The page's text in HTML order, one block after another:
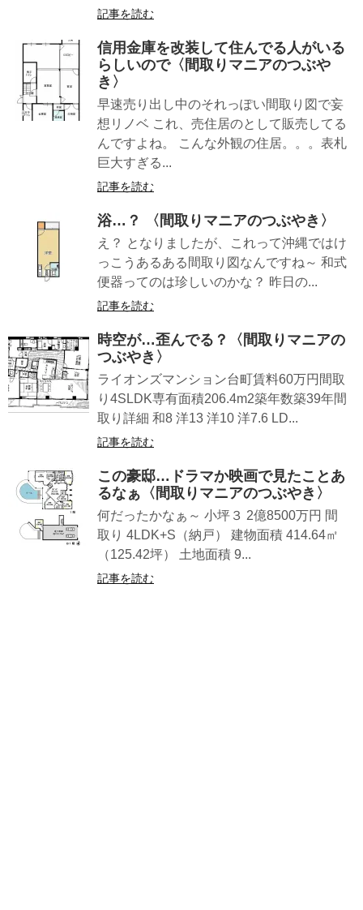
記事を読む
信用金庫を改装して住んでる人がいる
らしいので〈間取りマニアのつぶや
き〉
早速売り出し中のそれっぽい間取り図で妄
想リノベ これ、売住居のとして販売してる
んですよね。 こんな外観の住居。。。表札
巨大すぎる...
記事を読む
浴…？ 〈間取りマニアのつぶやき〉
え？ となりましたが、これって沖縄ではけ
っこうあるある間取り図なんですね～ 和式
便器ってのは珍しいのかな？ 昨日の...
記事を読む
時空が…歪んでる？〈間取りマニアの
つぶやき〉
ライオンズマンション台町賃料60万円間取
り4SLDK専有面積206.4m2築年数築39年間
取り詳細 和8 洋13 洋10 洋7.6 LD...
記事を読む
この豪邸…ドラマか映画で見たことあ
るなぁ〈間取りマニアのつぶやき〉
何だったかなぁ～ 小坪３ 2億8500万円 間
取り 4LDK+S（納戸） 建物面積 414.64㎡
（125.42坪） 土地面積 9...
記事を読む